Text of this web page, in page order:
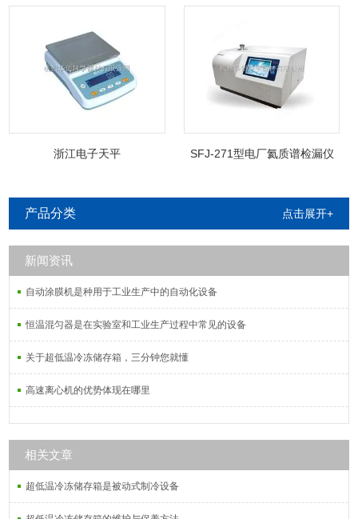
浙江电子天平 SFJ-271型电厂氦质谱检漏仪
产品分类 点击展开+
新闻资讯
自动涂膜机是种用于工业生产中的自动化设备
恒温混匀器是在实验室和工业生产过程中常见的设备
关于超低温冷冻储存箱，三分钟您就懂
高速离心机的优势体现在哪里
相关文章
超低温冷冻储存箱是被动式制冷设备